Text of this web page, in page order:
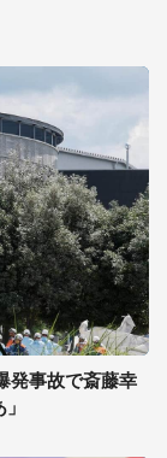
発事故で斎藤幸